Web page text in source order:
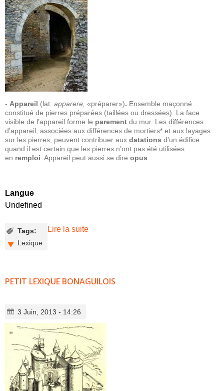
- Appareil (lat. apparere, «préparer»). Ensemble maçonné
constitué de pierres préparées (taillées ou dressées). La face
visible de l’appareil forme le parement du mur. Les différences
d’appareil, associées aux différences de mortiers* et aux layages
sur les pierres, peuvent contribuer aux datations d’un édifice
quand il est certain que les pierres n’ont pas été utilisées
en remploi. Appareil peut aussi se dire opus.
Langue
Undefined
Tags:
Lexique
Lire la suite
PETIT LEXIQUE BONAGUILOIS
3 Juin, 2013 - 14:26